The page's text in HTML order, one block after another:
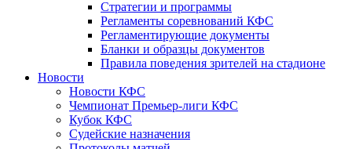
Стратегии и программы
Регламенты соревнований КФС
Регламентирующие документы
Бланки и образцы документов
Правила поведения зрителей на стадионе
Новости
Новости КФС
Чемпионат Премьер-лиги КФС
Кубок КФС
Судейские назначения